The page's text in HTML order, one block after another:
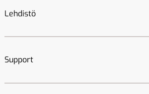
Lehdistö
Support